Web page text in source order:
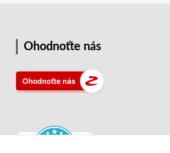
Ohodnoťte nás